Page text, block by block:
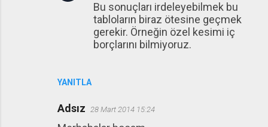
YANITLA
Bu sonuçları irdeleyebilmek bu
tabloların biraz ötesine geçmek
gerekir. Örneğin özel kesimi iç
borçlarını bilmiyoruz.
Adsız 28 Mart 2014 15:24